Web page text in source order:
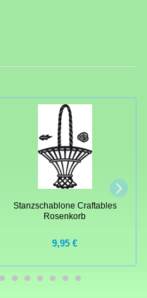
Stanzschablone Craftables
Rosenkorb
9,95 €